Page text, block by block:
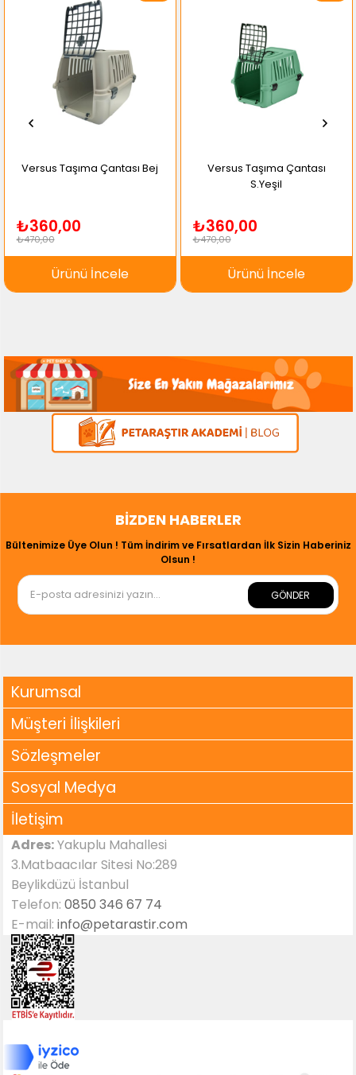
Versus Taşıma Çantası Bej
₺360,00
₺470,00
Ürünü İncele
Versus Taşıma Çantası
S.Yeşil
₺360,00
₺470,00
Ürünü İncele
BIZDEN HABERLER
Bültenimize Üye Olun ! Tüm İndirim ve Fırsatlardan İlk Sizin Haberiniz
Olsun !
GÖNDER
Kurumsal
Müşteri İlişkileri
Sözleşmeler
Sosyal Medya
İletişim
Adres:Yakuplu Mahallesi
3.Matbaacılar Sitesi No:289
Beylikdüzü İstanbul
Telefon:0850 346 67 74
E-mail:info@petarastir.com